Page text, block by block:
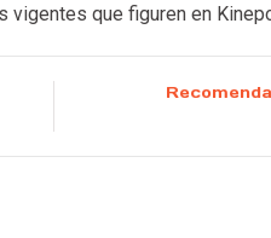
que figuren en